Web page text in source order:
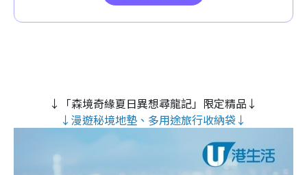
↓「森境奇緣夏日異想尋龍記」限定精品↓
↓漫遊秘境地墊、多用途旅行收納袋↓